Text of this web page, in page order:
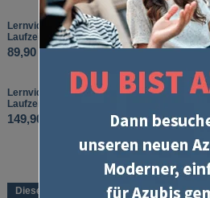
Lernvideos Kaufmann/-frau für
Laufzeit: 6 Monate
89,90 €
Lernvideos Kaufmann/-frau für
Laufzeit: 12 Monate
149,90 €
Dieses Produkt ist ein eBook